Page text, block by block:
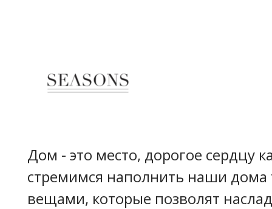
Дом - это место, дорогое сердцу
стремимся наполнить наши дома
вещами, которые позволят